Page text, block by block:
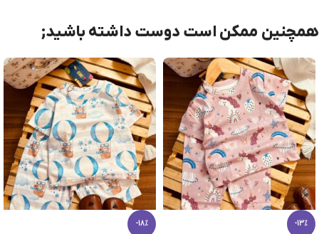
همچنین ممکن است دوست داشته باشید;
-13%
-18%